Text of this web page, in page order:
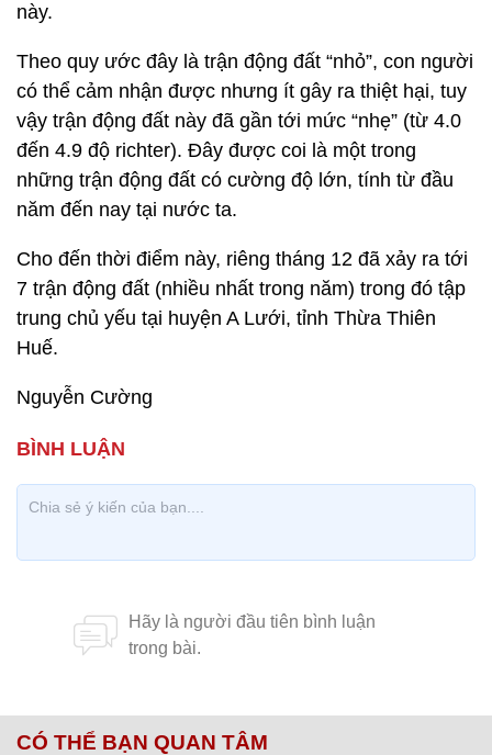
này.
Theo quy ước đây là trận động đất “nhỏ”, con người
có thể cảm nhận được nhưng ít gây ra thiệt hại, tuy
vậy trận động đất này đã gần tới mức “nhẹ” (từ 4.0
đến 4.9 độ richter). Đây được coi là một trong
những trận động đất có cường độ lớn, tính từ đầu
năm đến nay tại nước ta.
Cho đến thời điểm này, riêng tháng 12 đã xảy ra tới
7 trận động đất (nhiều nhất trong năm) trong đó tập
trung chủ yếu tại huyện A Lưới, tỉnh Thừa Thiên
Huế.
Nguyễn Cường
CÓ THỂ BẠN QUAN TÂM